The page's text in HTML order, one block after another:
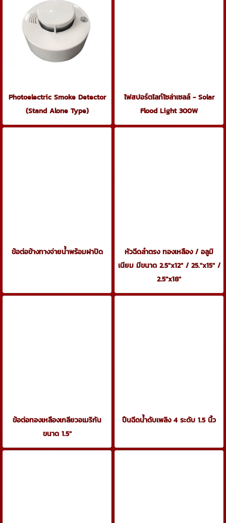
Photoelectric Smoke Detector
(Stand Alone Type)
ไฟสปอร์ตไลท์โซล่าเซลล์ - Solar
Flood Light 300W
ข้อต่อข้างทางจ่ายน้ำพร้อมฝาปิด
หัวฉีดลำตรง ทองเหลือง / อลูมิ
เนียม มีขนาด 2.5"x12" / 25."x15" /
2.5"x18"
ข้อต่อทองเหลืองเกลียวอเมริกัน
ขนาด 1.5"
ปืนฉีดน้ำดับเพลิง 4 ระดับ 1.5 นิ้ว